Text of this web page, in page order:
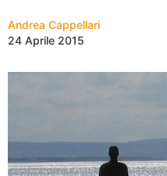
Andrea Cappellari
24 Aprile 2015